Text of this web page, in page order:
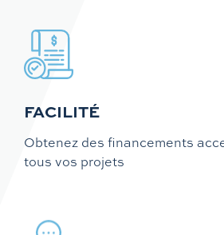
FACILITÉ
Obtenez des financements
tous vos projets